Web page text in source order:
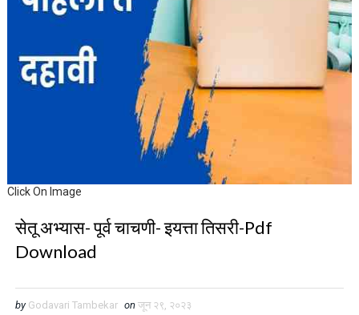
Click On Image
सेतू अभ्यास- पूर्व चाचणी- इयत्ता तिसरी-Pdf
Download
by Godavari Tambekar on जून २९, २०२३